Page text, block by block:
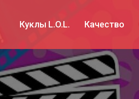
Куклы L.O.L. Качество